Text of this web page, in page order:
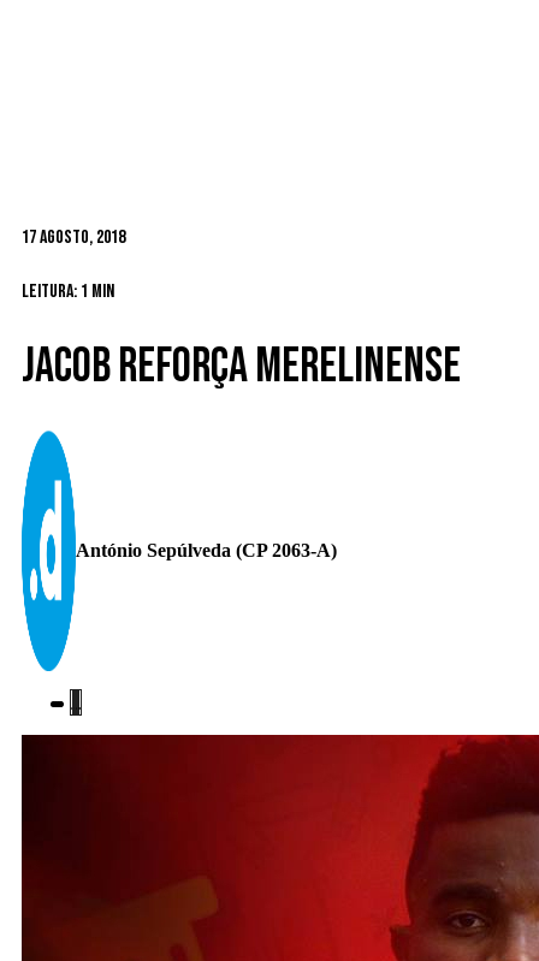
17 Agosto, 2018
Leitura: 1 min
Jacob reforça Merelinense
António Sepúlveda (CP 2063-A)